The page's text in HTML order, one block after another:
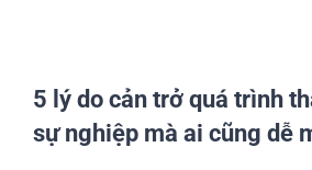
5 lý do cản trở quá trình
sự nghiệp mà ai cũng dễ